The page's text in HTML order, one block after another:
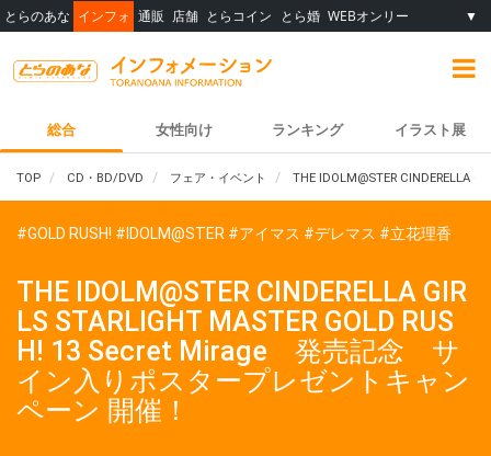
とらのあな インフォ 通販 店舗 とらコイン とら婚 WEBオンリー ▼
総合 女性向け ランキング イラスト展
TOP CD・BD/DVD フェア・イベント THE IDOLM@STER CINDERELLA
#GOLD RUSH! #IDOLM@STER #アイマス #デレマス #立花理香
THE IDOLM@STER CINDERELLA GIR
LS STARLIGHT MASTER GOLD RUS
H! 13 Secret Mirage 発売記念 サ
イン入りポスタープレゼントキャン
ペーン 開催！